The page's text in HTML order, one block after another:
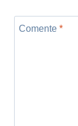
Comente *